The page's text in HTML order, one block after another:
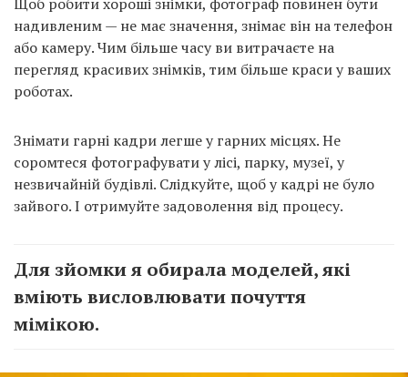
надивленим — не має значення, знімає він на телефон
або камеру. Чим більше часу ви витрачаєте на
перегляд красивих знімків, тим більше краси у ваших
роботах.
Знімати гарні кадри легше у гарних місцях. Не
соромтеся фотографувати у лісі, парку, музеї, у
незвичайній будівлі. Слідкуйте, щоб у кадрі не було
зайвого. І отримуйте задоволення від процесу.
Для зйомки я обирала моделей, які
вміють висловлювати почуття
мімікою.